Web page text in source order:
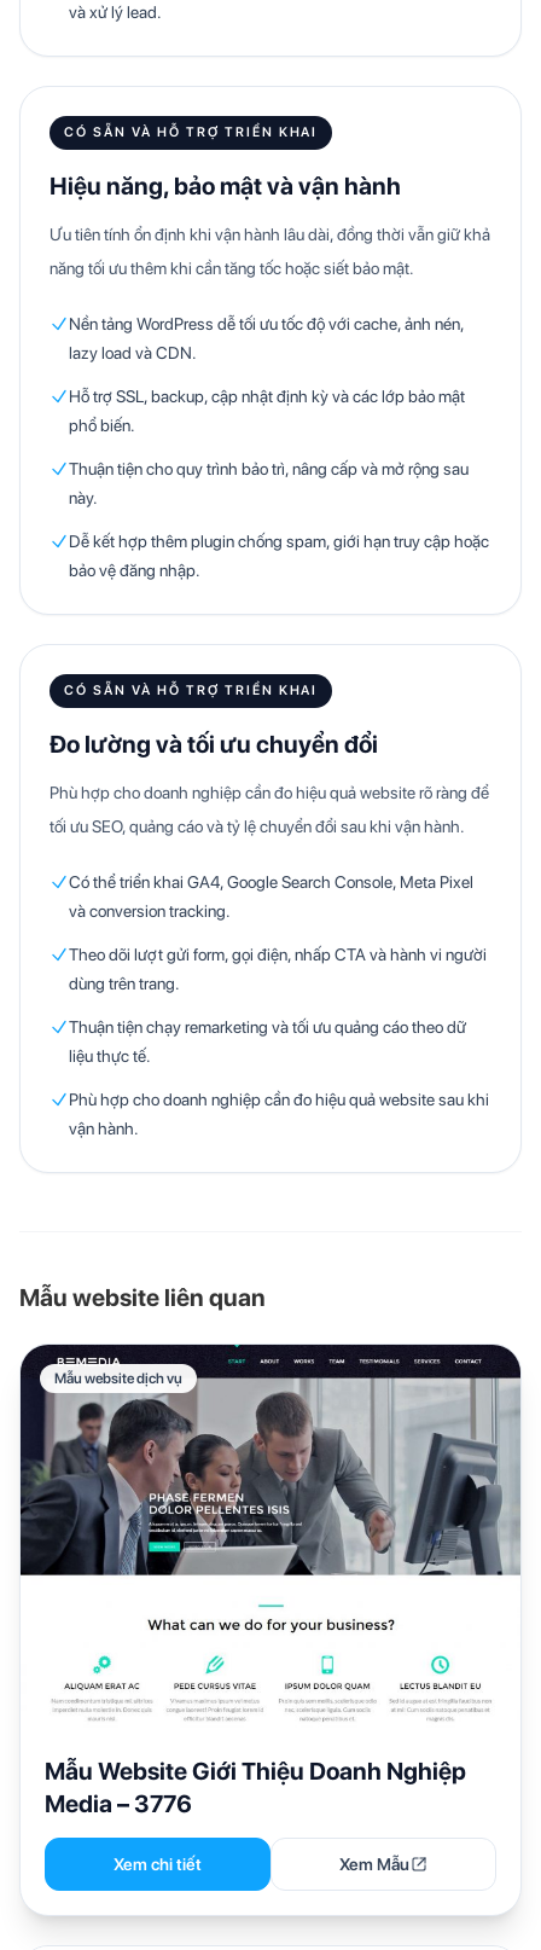
và xử lý lead.
CÓ SẴN VÀ HỖ TRỢ TRIỂN KHAI
Hiệu năng, bảo mật và vận hành
Ưu tiên tính ổn định khi vận hành lâu dài, đồng thời vẫn giữ khả
năng tối ưu thêm khi cần tăng tốc hoặc siết bảo mật.
Nền tảng WordPress dễ tối ưu tốc độ với cache, ảnh nén,
lazy load và CDN.
Hỗ trợ SSL, backup, cập nhật định kỳ và các lớp bảo mật
phổ biến.
Thuận tiện cho quy trình bảo trì, nâng cấp và mở rộng sau
này.
Dễ kết hợp thêm plugin chống spam, giới hạn truy cập hoặc
bảo vệ đăng nhập.
CÓ SẴN VÀ HỖ TRỢ TRIỂN KHAI
Đo lường và tối ưu chuyển đổi
Phù hợp cho doanh nghiệp cần đo hiệu quả website rõ ràng để
tối ưu SEO, quảng cáo và tỷ lệ chuyển đổi sau khi vận hành.
Có thể triển khai GA4, Google Search Console, Meta Pixel
và conversion tracking.
Theo dõi lượt gửi form, gọi điện, nhấp CTA và hành vi người
dùng trên trang.
Thuận tiện chạy remarketing và tối ưu quảng cáo theo dữ
liệu thực tế.
Phù hợp cho doanh nghiệp cần đo hiệu quả website sau khi
vận hành.
Mẫu website liên quan
Mẫu website dịch vụ
Mẫu Website Giới Thiệu Doanh Nghiệp
Media – 3776
Xem chi tiết Xem Mẫu